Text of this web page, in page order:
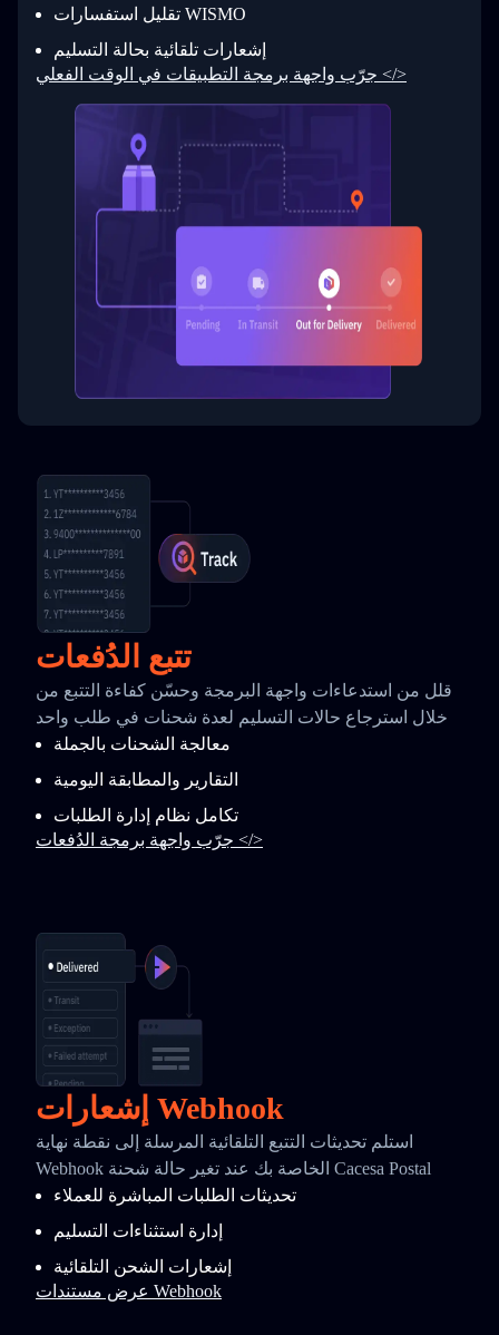
31
33
34
      }
  }
}
تقليل استفسارات WISMO
إشعارات تلقائية بحالة التسليم
جرّب واجهة برمجة التطبيقات في الوقت الفعلي </>
تتبع الدُفعات
قلل من استدعاءات واجهة البرمجة وحسّن كفاءة التتبع من
خلال استرجاع حالات التسليم لعدة شحنات في طلب واحد
معالجة الشحنات بالجملة
التقارير والمطابقة اليومية
تكامل نظام إدارة الطلبات
جرّب واجهة برمجة الدُفعات </>
إشعارات Webhook
استلم تحديثات التتبع التلقائية المرسلة إلى نقطة نهاية
Webhook الخاصة بك عند تغير حالة شحنة Cacesa Postal
تحديثات الطلبات المباشرة للعملاء
إدارة استثناءات التسليم
إشعارات الشحن التلقائية
عرض مستندات Webhook